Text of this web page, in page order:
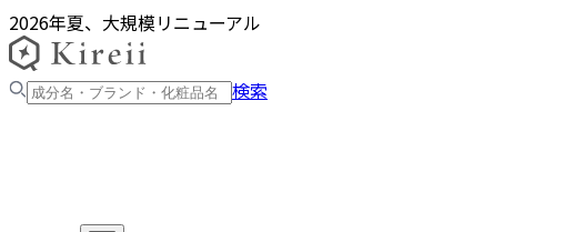
2026年夏、大規模リニューアル
検索